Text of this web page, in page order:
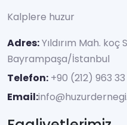
Kalplere huzur
Adres:Yıldırım Mah. koç
Bayrampaşa/İstanbul
Telefon: +90 (212) 963
Email: